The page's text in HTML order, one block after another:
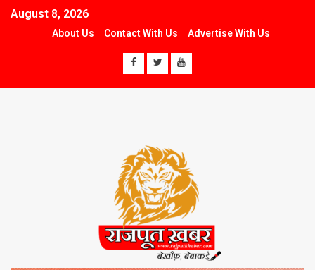
August 8, 2026
About Us Contact With Us Advertise With Us